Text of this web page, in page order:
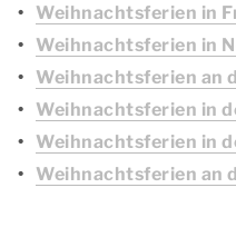
Weihnachtsferien in
Weihnachtsferien in
Weihnachtsferien an
Weihnachtsferien in
Weihnachtsferien in
Weihnachtsferien an